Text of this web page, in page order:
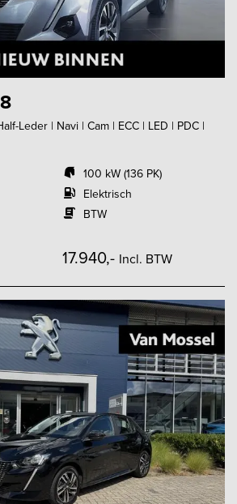
Leder | Navi | Cam | ECC | LED | PDC |
100 kW (136 PK)
Elektrisch
BTW
17.940,- Incl. BTW